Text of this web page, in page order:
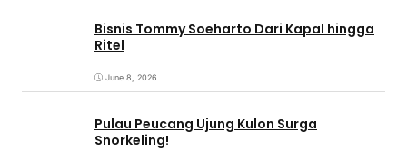
Bisnis Tommy Soeharto Dari Kapal hingga
Ritel
June 8, 2026
Pulau Peucang Ujung Kulon Surga
Snorkeling!